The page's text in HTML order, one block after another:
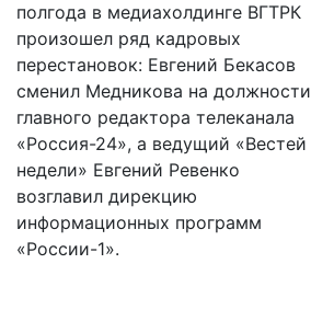
полгода в медиахолдинге ВГТРК
произошел ряд кадровых
перестановок: Евгений Бекасов
сменил Медникова на должности
главного редактора телеканала
«Россия-24», а ведущий «Вестей
недели» Евгений Ревенко
возглавил дирекцию
информационных программ
«России-1».